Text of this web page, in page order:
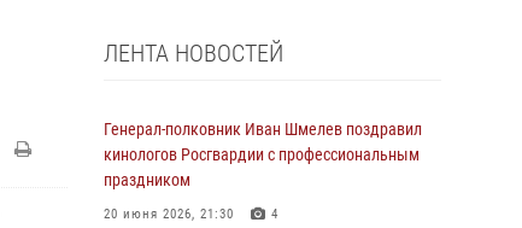
ЛЕНТА НОВОСТЕЙ
Генерал-полковник Иван Шмелев поздравил
кинологов Росгвардии с профессиональным
праздником
20 июня 2026, 21:30 4